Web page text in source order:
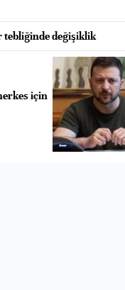
tebliğinde değişiklik
için